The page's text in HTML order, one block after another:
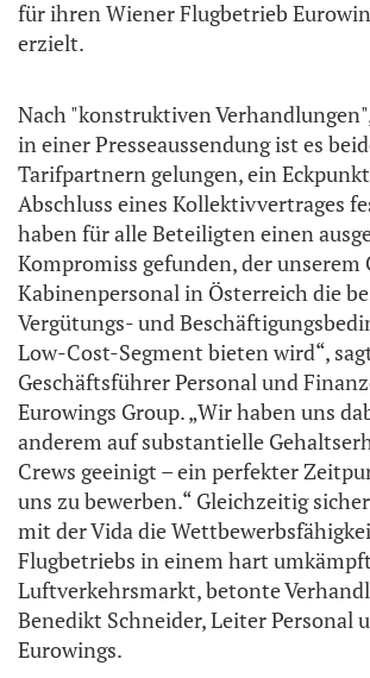
für ihren Wiener Flugbetrieb
erzielt.
Nach "konstruktiven
in einer Presseaussendung ist es
Tarifpartnern gelungen, ein
Abschluss eines Kollektivvertrages
haben für alle Beteiligten einen
Kompromiss gefunden, der unserem
Kabinenpersonal in Österreich die
Vergütungs- und
Low-Cost-Segment bieten wird“,
Geschäftsführer Personal und
Eurowings Group. „Wir haben uns
anderem auf substantielle
Crews geeinigt – ein perfekter
uns zu bewerben.“ Gleichzeitig
mit der Vida die
Flugbetriebs in einem hart
Luftverkehrsmarkt, betonte
Benedikt Schneider, Leiter Personal
Eurowings.